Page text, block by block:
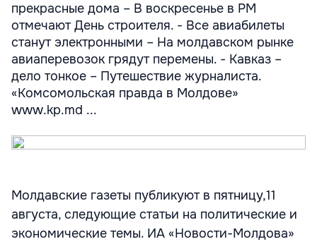
прекрасные дома – В воскресенье в РМ
отмечают День строителя. - Все авиабилеты
станут электронными – На молдавском рынке
авиаперевозок грядут перемены. - Кавказ –
дело тонкое – Путешествие журналиста.
«Комсомольская правда в Молдове»
www.kp.md ...
Молдавские газеты публикуют в пятницу,11
августа, следующие статьи на политические и
экономические темы. ИА «Новости-Молдова»